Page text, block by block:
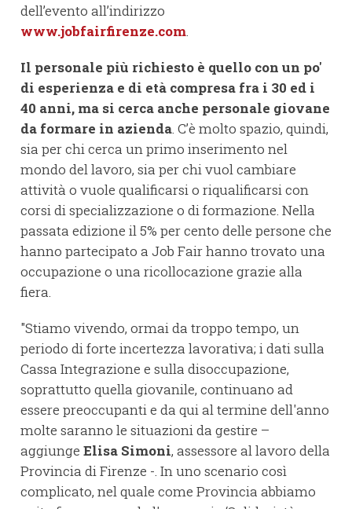
dell’evento all’indirizzo
www.jobfairfirenze.com.
Il personale più richiesto è quello con un po'
di esperienza e di età compresa fra i 30 ed i
40 anni, ma si cerca anche personale giovane
da formare in azienda. C’è molto spazio, quindi,
sia per chi cerca un primo inserimento nel
mondo del lavoro, sia per chi vuol cambiare
attività o vuole qualificarsi o riqualificarsi con
corsi di specializzazione o di formazione. Nella
passata edizione il 5% per cento delle persone che
hanno partecipato a Job Fair hanno trovato una
occupazione o una ricollocazione grazie alla
fiera.
"Stiamo vivendo, ormai da troppo tempo, un
periodo di forte incertezza lavorativa; i dati sulla
Cassa Integrazione e sulla disoccupazione,
soprattutto quella giovanile, continuano ad
essere preoccupanti e da qui al termine dell'anno
molte saranno le situazioni da gestire –
aggiunge Elisa Simoni, assessore al lavoro della
Provincia di Firenze -. In uno scenario così
complicato, nel quale come Provincia abbiamo